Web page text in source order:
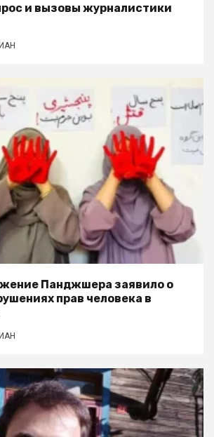
и вызовы журналистики
Панджшера заявило о
прав человека в